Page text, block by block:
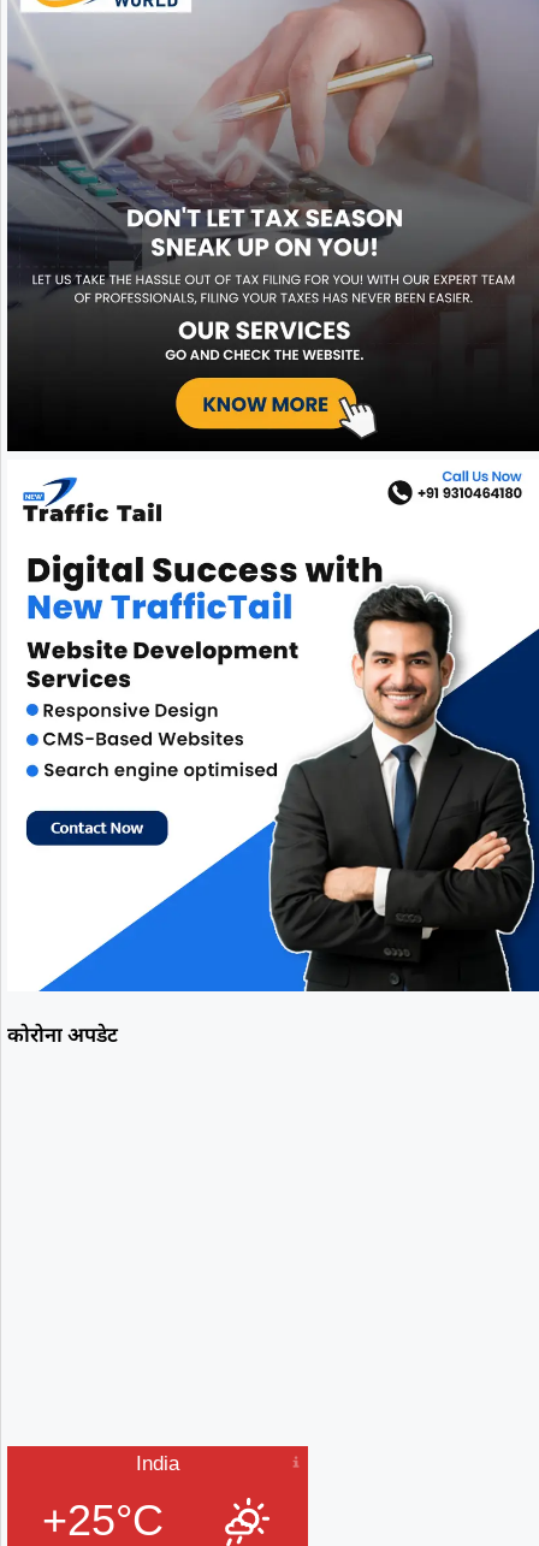
कोरोना अपडेट
India
+25°C